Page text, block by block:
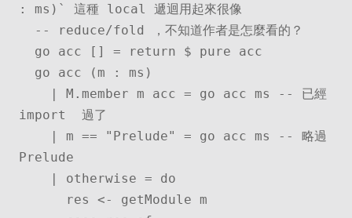
: ms)` 這種 local 遞迴用起來很像
import  過了
Prelude